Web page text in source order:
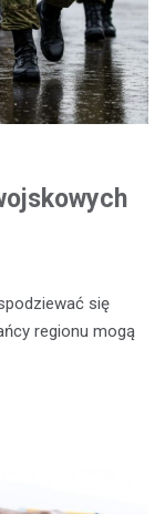
się
regionu mogą